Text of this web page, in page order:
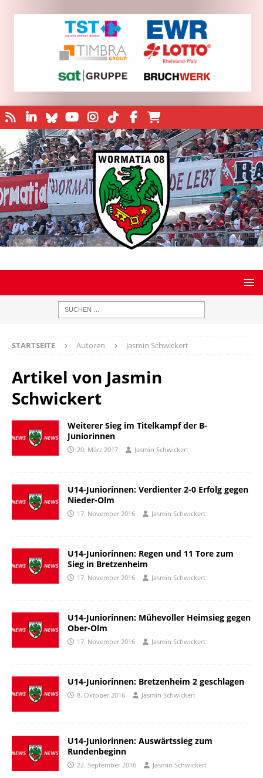
STARTSEITE Autoren Jasmin Schwickert
Artikel von Jasmin
Schwickert
Weiterer Sieg im Titelkampf der B-
Juniorinnen
20. März 2017 Jasmin Schwickert
U14-Juniorinnen: Verdienter 2-0 Erfolg gegen
Nieder-Olm
17. November 2016 Jasmin Schwickert
U14-Juniorinnen: Regen und 11 Tore zum
Sieg in Bretzenheim
17. November 2016 Jasmin Schwickert
U14-Juniorinnen: Mühevoller Heimsieg gegen
Ober-Olm
17. November 2016 Jasmin Schwickert
U14-Juniorinnen: Bretzenheim 2 geschlagen
8. Oktober 2016 Jasmin Schwickert
U14-Juniorinnen: Auswärtssieg zum
Rundenbeginn
22. September 2016 Jasmin Schwickert